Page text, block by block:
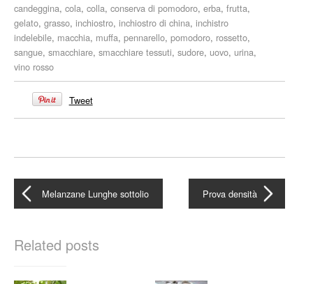
candeggina, cola, colla, conserva di pomodoro, erba, frutta,
gelato, grasso, inchiostro, inchiostro di china, inchistro
indelebile, macchia, muffa, pennarello, pomodoro, rossetto,
sangue, smacchiare, smacchiare tessuti, sudore, uovo, urina,
vino rosso
Tweet
Prova densità
Melanzane Lunghe sottolio
Related posts